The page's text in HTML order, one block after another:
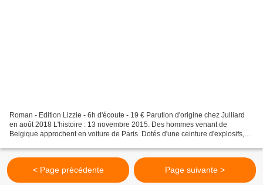
Roman - Edition Lizzie - 6h d'écoute - 19 € Parution d'origine chez Julliard
en août 2018 L'histoire : 13 novembre 2015. Des hommes venant de
Belgique approchent en voiture de Paris. Dotés d'une ceinture d'explosifs,
< Page précédente Page suivante >